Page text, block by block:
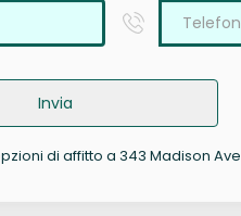
Invia
di affitto a 343 Madison Ave